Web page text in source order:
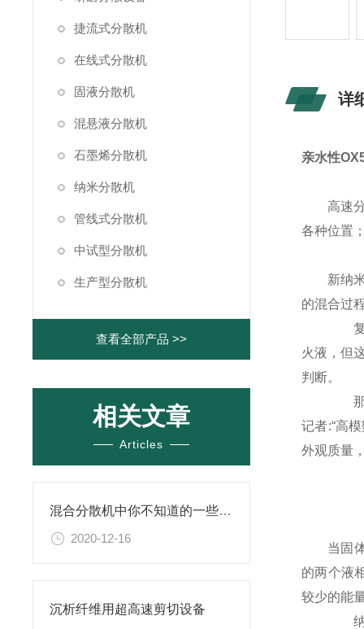
捷流式分散机
在线式分散机
固液分散机
混悬液分散机
石墨烯分散机
纳米分散机
管线式分散机
中试型分散机
生产型分散机
查看全部产品 >>
相关文章
Articles
混合分散机中你不知道的一些小细节
2020-12-16
沉析纤维用超高速剪切设备
详
亲水性
高速
各种位置
新纳
的混合过
复合
火液，但
判断。
那么
记者:“高
外观质量
当固
的两个液
较少的能
纳米